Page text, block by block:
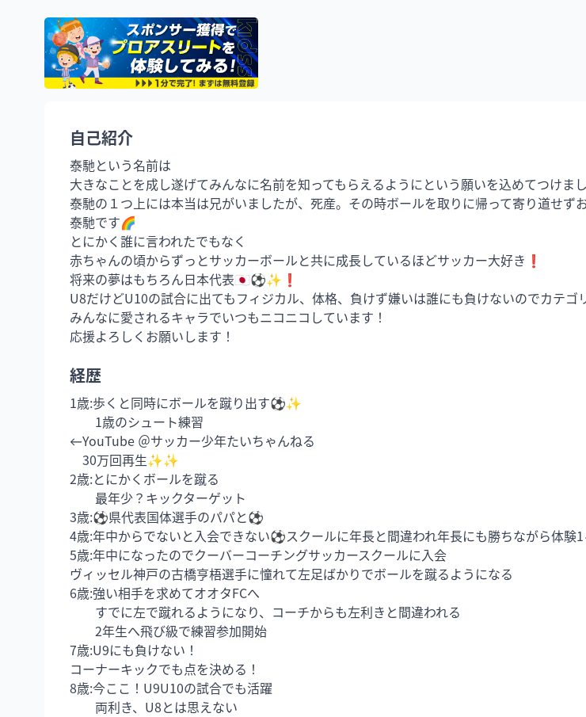
自己紹介
泰馳という名前は
大きなことを成し遂げてみんなに名前を知ってもらえるようにという願いを込めてつけまし
泰馳の１つ上には本当は兄がいましたが、死産。その時ボールを取りに帰って寄り道せ
泰馳です🌈
とにかく誰に言われたでもなく
赤ちゃんの頃からずっとサッカーボールと共に成長しているほどサッカー大好き❗️
将来の夢はもちろん日本代表🇯🇵⚽️✨❗️
U8だけどU10の試合に出てもフィジカル、体格、負けず嫌いは誰にも負けないのでカテゴ
みんなに愛されるキャラでいつもニコニコしています！
応援よろしくお願いします！
経歴
1歳:歩くと同時にボールを蹴り出す⚽️✨
1歳のシュート練習
←YouTube ＠サッカー少年たいちゃんねる
30万回再生✨✨
2歳:とにかくボールを蹴る
最年少？キックターゲット
3歳:⚽️県代表国体選手のパパと⚽️
4歳:年中からでないと入会できない⚽️スクールに年長と間違われ年長にも勝ちながら体験
5歳:年中になったのでクーバーコーチングサッカースクールに入会
ヴィッセル神戸の古橋亨梧選手に憧れて左足ばかりでボールを蹴るようになる
6歳:強い相手を求めてオオタFCへ
すでに左で蹴れるようになり、コーチからも左利きと間違われる
2年生へ飛び級で練習参加開始
7歳:U9にも負けない！
コーナーキックでも点を決める！
8歳:今ここ！U9U10の試合でも活躍
両利き、U8とは思えない